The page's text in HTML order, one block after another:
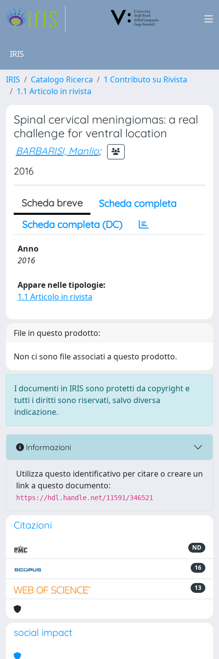
IRIS
IRIS Catalogo Ricerca
1 Contributo su Rivista
1.1 Articolo in rivista
Spinal cervical meningiomas: a real
challenge for ventral location
BARBARISI, Manlio;
2016
Scheda breve
Scheda completa
Scheda completa (DC)
Anno
2016
Appare nelle tipologie:
1.1 Articolo in rivista
File in questo prodotto:
Non ci sono file associati a questo prodotto.
I documenti in IRIS sono protetti da copyright e
tutti i diritti sono riservati, salvo diversa
indicazione.
Informazioni
Utilizza questo identificativo per citare o creare un
link a questo documento:
https://hdl.handle.net/11591/346521
Citazioni
ND
16
13
social impact